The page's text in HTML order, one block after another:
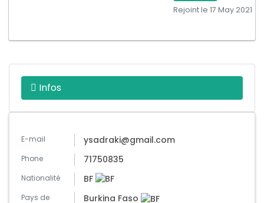
Rejoint le 17 May 2021
Infos
E-mail ysadraki@gmail.com
Phone 71750835
Nationalité BF
Pays de
Burkina Faso